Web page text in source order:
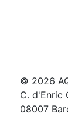
© 2026
C. d'Enric
08007